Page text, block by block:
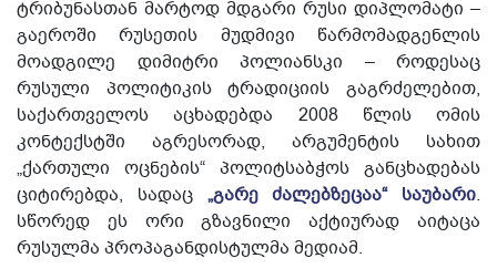
ტრიბუნასთან მარტოდ მდგარი რუსი დიპლომატი –
გაეროში რუსეთის მუდმივი წარმომადგენლის
მოადგილე დიმიტრი პოლიანსკი – როდესაც
რუსული პოლიტიკის ტრადიციის გაგრძელებით,
საქართველოს აცხადებდა 2008 წლის ომის
კონტექსტში აგრესორად, არგუმენტის სახით
„ქართული ოცნების“ პოლიტსაბჭოს განცხადებას
ციტირებდა, სადაც „გარე ძალებზეცაა“ საუბარი.
სწორედ ეს ორი გზავნილი აქტიურად აიტაცა
რუსულმა პროპაგანდისტულმა მედიამ.